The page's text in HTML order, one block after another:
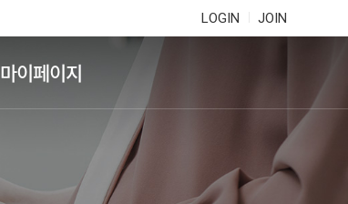
LOGIN JOIN
마이페이지